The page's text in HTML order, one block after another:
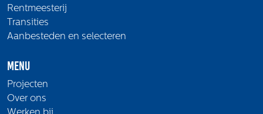
Rentmeesterij
Transities
Aanbesteden en selecteren
Menu
Projecten
Over ons